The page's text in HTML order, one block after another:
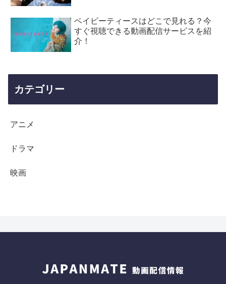
ベイビーティースはどこで見れる？今
すぐ視聴できる動画配信サービスを紹
介！
カテゴリー
アニメ
ドラマ
映画